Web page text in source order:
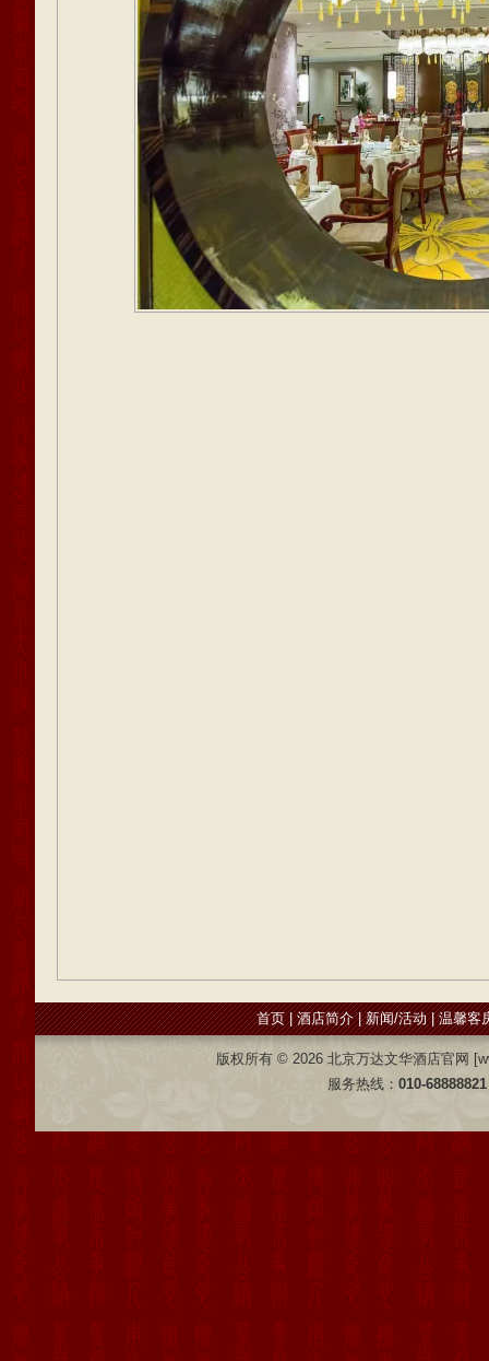
首页|酒店简介|新闻/活动|温馨客
版权所有 © 2026 北京万达文华酒店官网
服务热线： 010-68888821